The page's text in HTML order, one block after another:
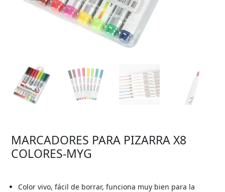
MARCADORES PARA PIZARRA X8
COLORES-MYG
Color vivo, fácil de borrar, funciona muy bien para la